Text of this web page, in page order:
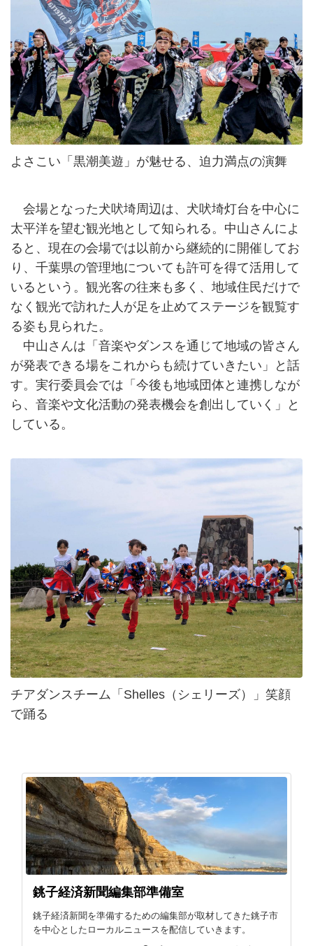
よさこい「黒潮美遊」が魅せる、迫力満点の演舞
会場となった犬吠埼周辺は、犬吠埼灯台を中心に
太平洋を望む観光地として知られる。中山さんによ
ると、現在の会場では以前から継続的に開催してお
り、千葉県の管理地についても許可を得て活用して
いるという。観光客の往来も多く、地域住民だけで
なく観光で訪れた人が足を止めてステージを観覧す
る姿も見られた。
中山さんは「音楽やダンスを通じて地域の皆さん
が発表できる場をこれからも続けていきたい」と話
す。実行委員会では「今後も地域団体と連携しなが
ら、音楽や文化活動の発表機会を創出していく」と
している。
チアダンスチーム「Shelles（シェリーズ）」笑顔
で踊る
銚子経済新聞編集部準備室
銚子経済新聞を準備するための編集部が取材してきた銚子市
を中心としたローカルニュースを配信していきます。